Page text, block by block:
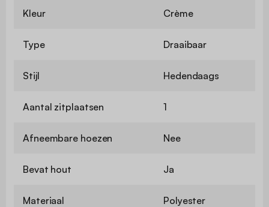
Kleur Crème
Type Draaibaar
Stijl Hedendaags
Aantal zitplaatsen 1
Afneembare hoezen Nee
Bevat hout Ja
Materiaal Polyester